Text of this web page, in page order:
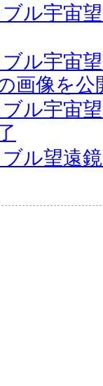
ル宇宙
ル宇宙
画像を公
ル宇宙
ル望遠